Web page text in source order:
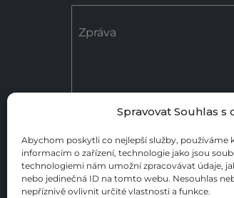
Spravovat Souhlas s
Abychom poskytli co nejlepší služby, používáme
informacím o zařízení, technologie jako jsou
technologiemi nám umožní zpracovávat údaje,
nebo jedinečná ID na tomto webu. Nesouhlas
nepříznivě ovlivnit určité vlastnosti a funkce.
Zpráva
Poslat zprávu